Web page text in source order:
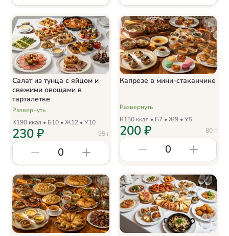
Салат из тунца с яйцом и
свежими овощами в
тарталетке
Развернуть
К190 ккал • Б10 • Ж12 • У10
95 г
230₽
0
Капрезе в мини-стаканчике
Развернуть
К130 ккал • Б7 • Ж9 • У5
80 г
200₽
0